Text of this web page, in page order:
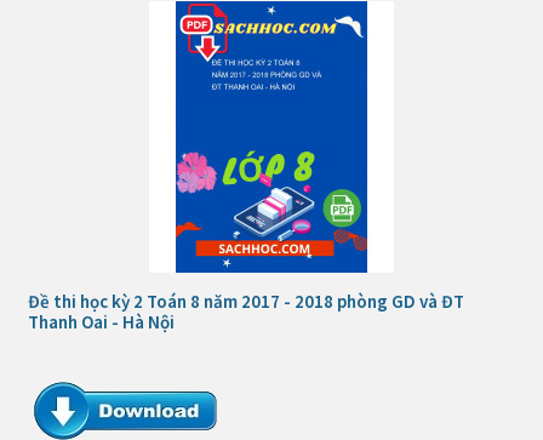
Đề thi học kỳ 2 Toán 8 năm 2017 - 2018 phòng GD và ĐT
Thanh Oai - Hà Nội